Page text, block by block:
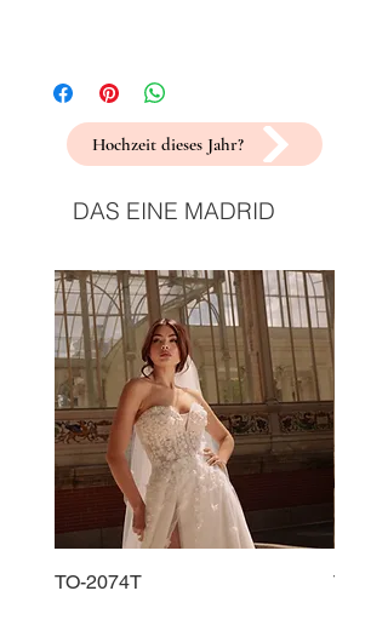
Hochzeit dieses Jahr?
DAS EINE MADRID
TO-2074T TO-